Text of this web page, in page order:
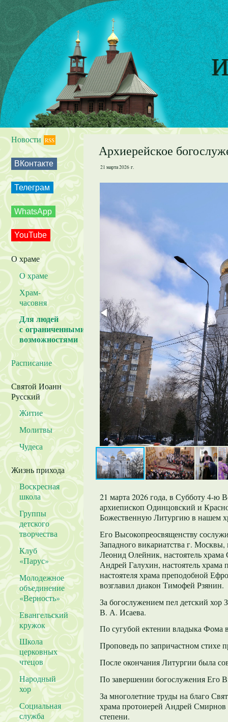
Новости RSS
ВКонтакте
Телеграм
WhatsApp
YouTube
О храме
О храме
Храм-
часовня
Для людей
с ограниченными
возможностями
Расписание
Святой Иоанн
Русский
Житие
Молитвы
Чудеса
Жизнь прихода
Воскресная
школа
Группы
детского
творчества
Клуб
«Парус»
Молодежное
объединение
«Верность»
Евангельский
кружок
Школа
церковных
чтецов
Народный
хор
Социальная
служба
Архиерейское
21 марта 2026 г.
21 марта 2026 года, в Субботу 4-ю
архиепископ Одинцовский и
Божественную Литургию в нашем
Его Высокопреосвященству
Западного викариатства г.
Леонид Олейник, настоятель
Андрей Галухин, настоятель
настоятеля храма преподобной
возглавил диакон Тимофей Рзянин.
За богослужением пел детский хор
В. А. Исаева.
По сугубой ектении владыка Фома
Проповедь по запричастном
После окончания Литургии была
По завершении богослужения Его
За многолетние труды на благо
храма протоиерей Андрей Смирнов
степени.